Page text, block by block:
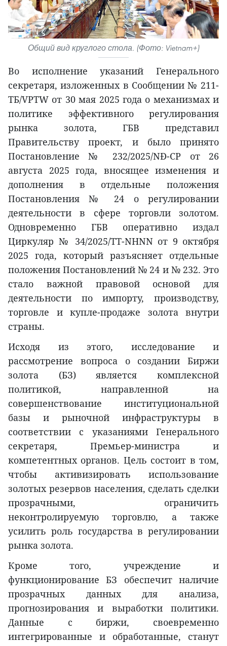
Общий вид круглого стола. (Фото: Vietnam+)
Во исполнение указаний Генерального
секретаря, изложенных в Сообщении № 211-
ТБ/VPTW от 30 мая 2025 года о механизмах и
политике эффективного регулирования
рынка золота, ГБВ представил
Правительству проект, и было принято
Постановление № 232/2025/NĐ-CP от 26
августа 2025 года, вносящее изменения и
дополнения в отдельные положения
Постановления № 24 о регулировании
деятельности в сфере торговли золотом.
Одновременно ГБВ оперативно издал
Циркуляр № 34/2025/TT-NHNN от 9 октября
2025 года, который разъясняет отдельные
положения Постановлений № 24 и № 232. Это
стало важной правовой основой для
деятельности по импорту, производству,
торговле и купле-продаже золота внутри
страны.
Исходя из этого, исследование и
рассмотрение вопроса о создании Биржи
золота (БЗ) является комплексной
политикой, направленной на
совершенствование институциональной
базы и рыночной инфраструктуры в
соответствии с указаниями Генерального
секретаря, Премьер-министра и
компетентных органов. Цель состоит в том,
чтобы активизировать использование
золотых резервов населения, сделать сделки
прозрачными, ограничить
неконтролируемую торговлю, а также
усилить роль государства в регулировании
рынка золота.
Кроме того, учреждение и
функционирование БЗ обеспечит наличие
прозрачных данных для анализа,
прогнозирования и выработки политики.
Данные с биржи, своевременно
интегрированные и обработанные, станут